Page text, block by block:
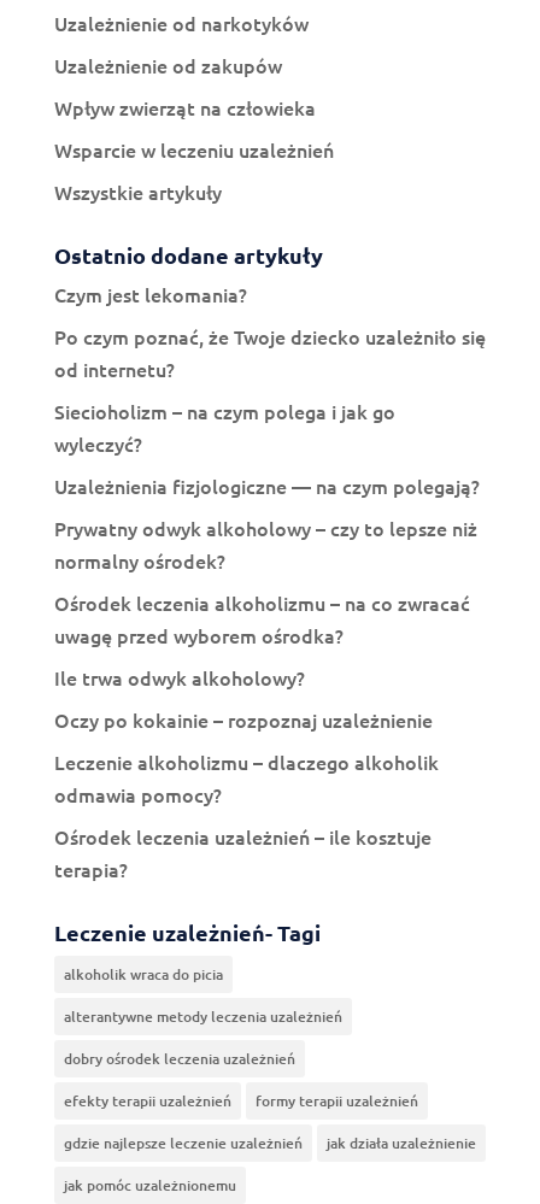
Uzależnienie od narkotyków
Uzależnienie od zakupów
Wpływ zwierząt na człowieka
Wsparcie w leczeniu uzależnień
Wszystkie artykuły
Ostatnio dodane artykuły
Czym jest lekomania?
Po czym poznać, że Twoje dziecko uzależniło się
od internetu?
Siecioholizm – na czym polega i jak go
wyleczyć?
Uzależnienia fizjologiczne — na czym polegają?
Prywatny odwyk alkoholowy – czy to lepsze niż
normalny ośrodek?
Ośrodek leczenia alkoholizmu – na co zwracać
uwagę przed wyborem ośrodka?
Ile trwa odwyk alkoholowy?
Oczy po kokainie – rozpoznaj uzależnienie
Leczenie alkoholizmu – dlaczego alkoholik
odmawia pomocy?
Ośrodek leczenia uzależnień – ile kosztuje
terapia?
Leczenie uzależnień- Tagi
alkoholik wraca do picia
alterantywne metody leczenia uzależnień
dobry ośrodek leczenia uzależnień
efekty terapii uzależnień formy terapii uzależnień
gdzie najlepsze leczenie uzależnień jak działa uzależnienie
jak pomóc uzależnionemu